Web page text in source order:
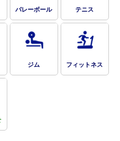
バレーボール テニス
ジム フィットネス